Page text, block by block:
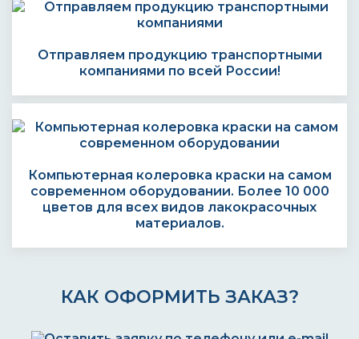
Отправляем продукцию транспортными
компаниями по всей России!
Компьютерная колеровка краски на самом
современном оборудовании. Более 10 000
цветов для всех видов лакокрасочных
материалов.
КАК ОФОРМИТЬ ЗАКАЗ?